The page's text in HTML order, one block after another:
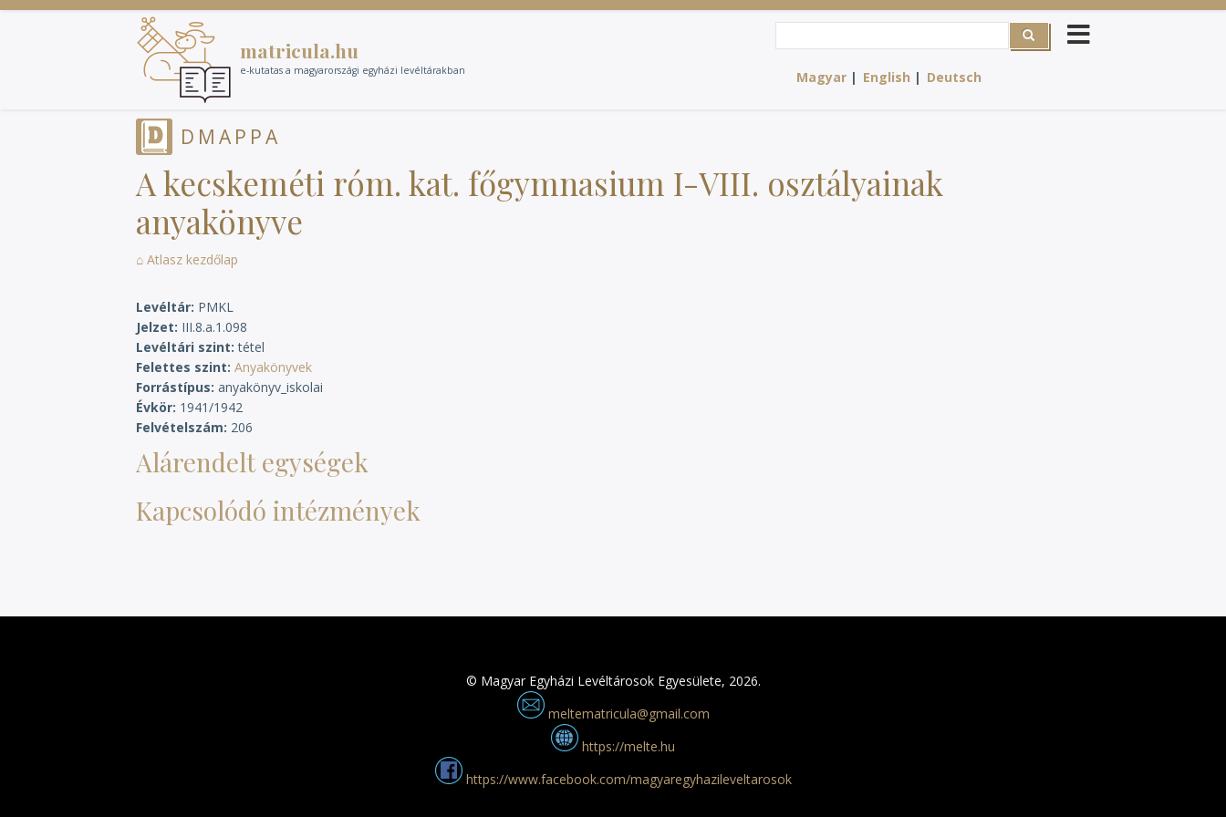
Ugrás
matricula.hu
e-kutatas a magyarországi egyházi levéltárakban
Search
Magyar English Deutsch
DMAPPA
A kecskeméti róm. kat. főgymnasium I-VIII. osztályainak
anyakönyve
⌂ Atlasz kezdőlap
Levéltár PMKL
Jelzet III.8.a.1.098
Levéltári szint tétel
Felettes szint Anyakönyvek
Forrástípus anyakönyv_iskolai
Évkör 1941/1942
Felvételszám 206
Alárendelt egységek
Kapcsolódó intézmények
© Magyar Egyházi Levéltárosok Egyesülete, 2026.
meltematricula@gmail.com
https://melte.hu
https://www.facebook.com/magyaregyhazileveltarosok